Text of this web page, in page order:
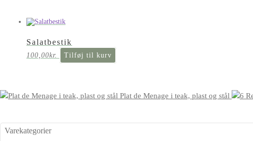
Salatbestik
100,00kr. Tilføj til kurv
Plat de Menage i teak, plast og stål
Varekategorier